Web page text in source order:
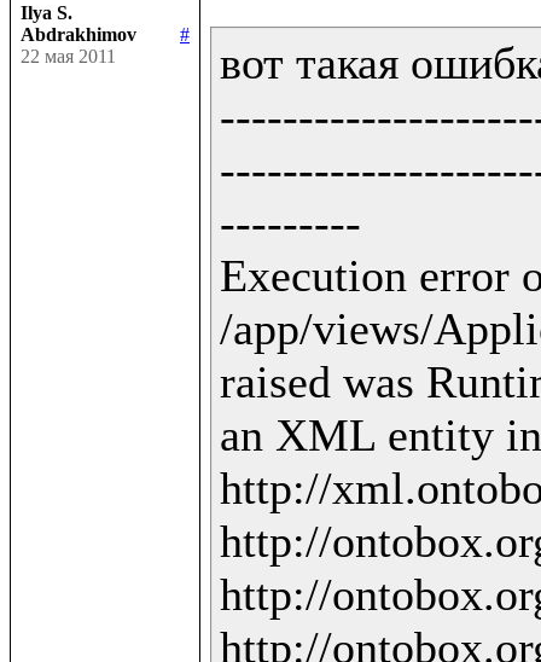
Ilya S.
Abdrakhimov
#
22 мая 2011
вот такая
---------
Execution error
/app/views/
raised was
an XML entity
http://
http://
http://
http://